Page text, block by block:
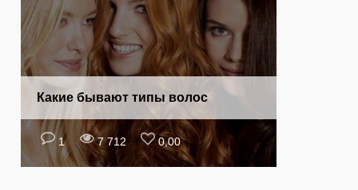
1 7 712 0,00
Какие бывают типы волос